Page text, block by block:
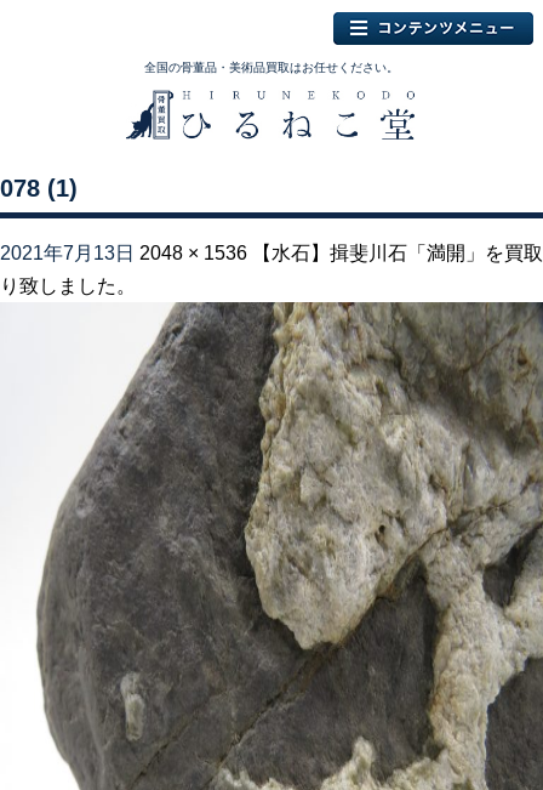
全国の骨董品・美術品買取はお任せください。
078 (1)
2021年7月13日 2048 × 1536
【水石】揖斐川石「満開」を買取
り致しました。